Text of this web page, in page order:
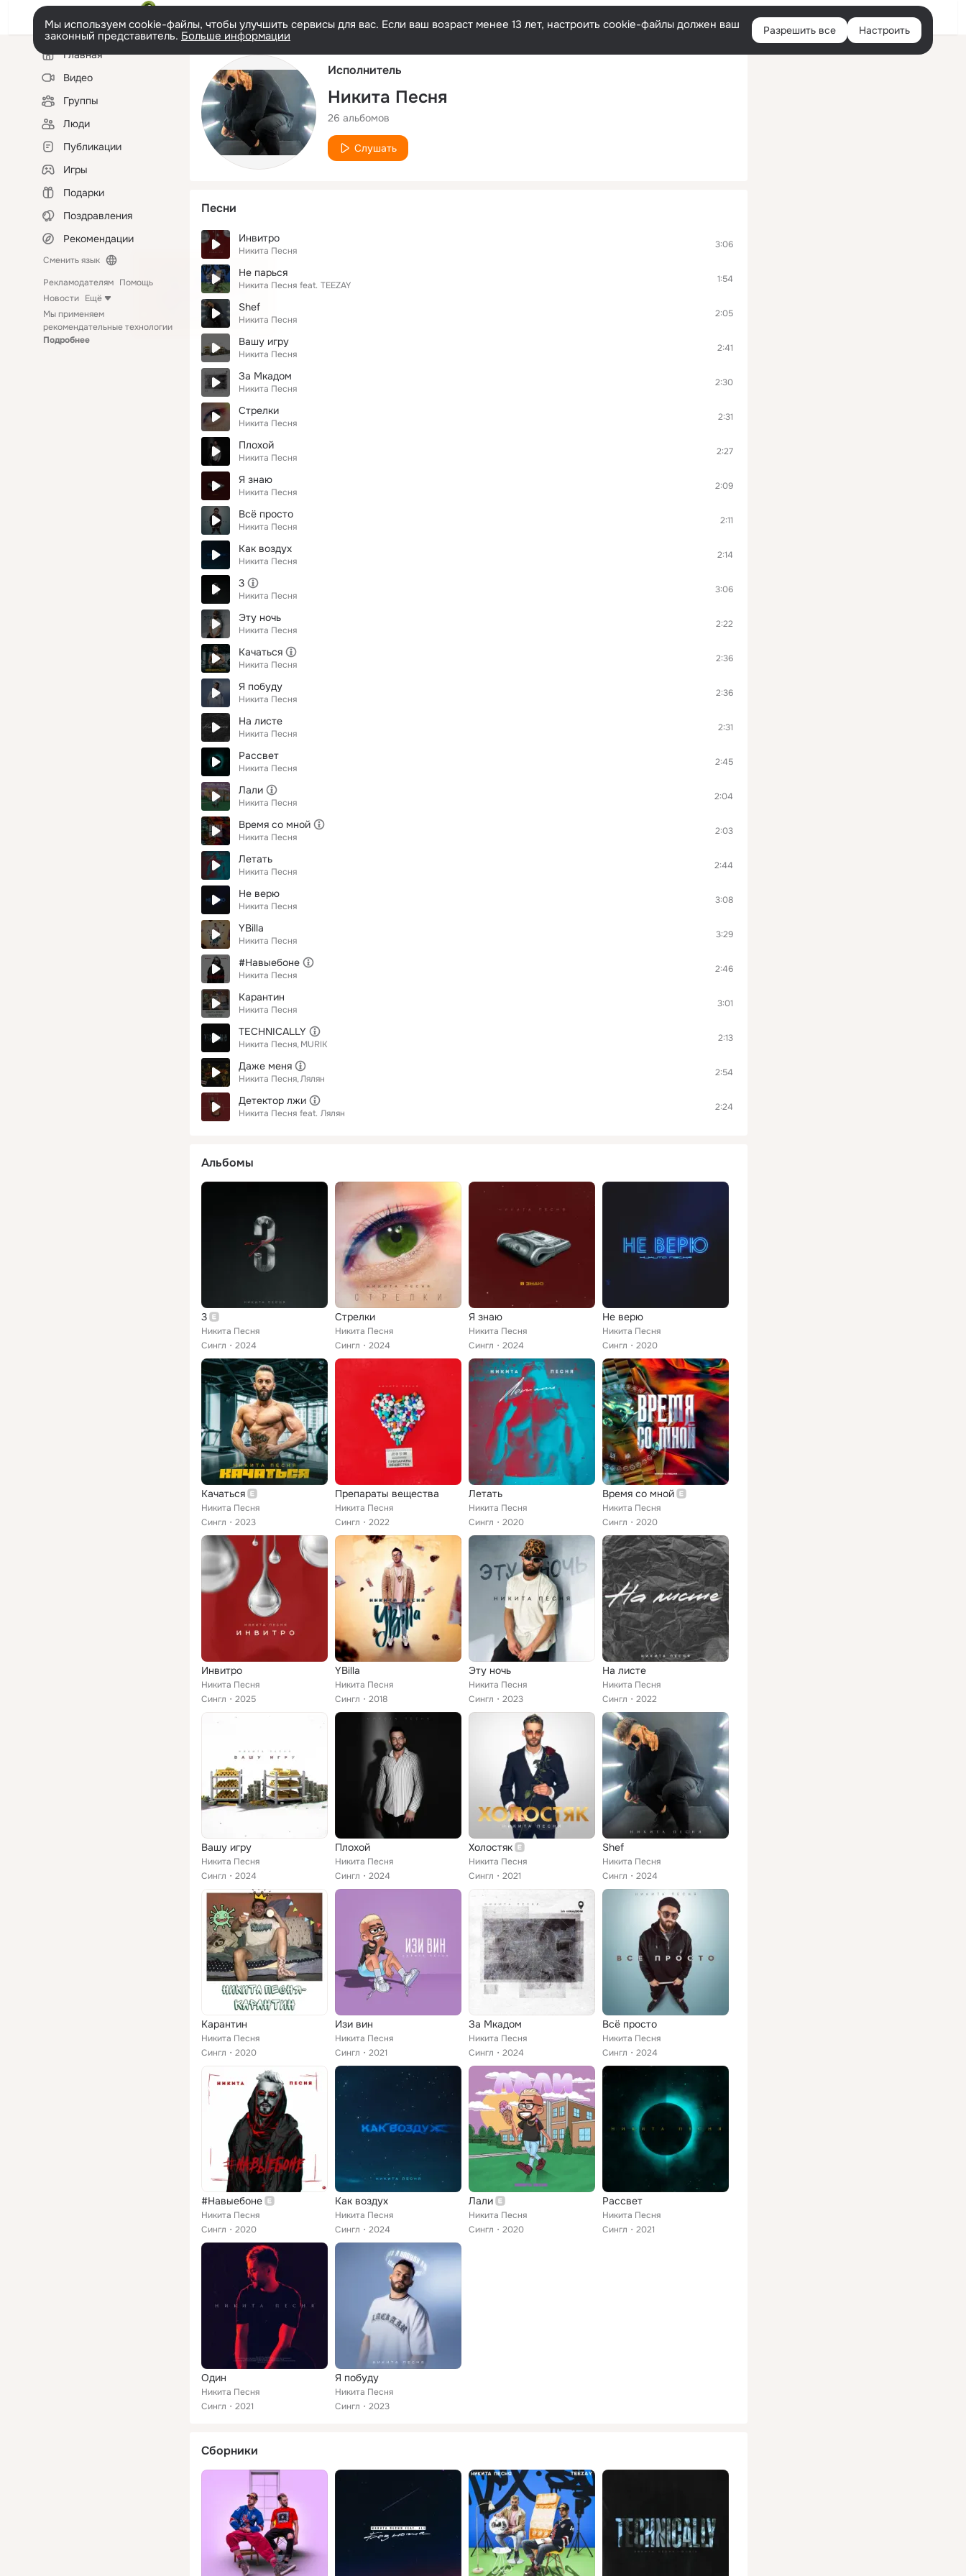
Русский Войти
Мы используем cookie-файлы, чтобы улучшить сервисы для вас. Если ваш возраст менее 13 лет, настроить cookie-файлы должен ваш
законный представитель. Больше информации Разрешить все Настроить
Левая
колонкаГлавная
Видео
Группы
Люди
Публикации
Игры
Подарки
Поздравления
Рекомендации
Сменить язык
Рекламодателям Помощь
Новости Ещё
Мы применяем
рекомендательные технологии
Подробнее
Исполнитель
Никита Песня
26 альбомов
Слушать
Песни
Инвитро
Никита Песня
3:06
Не парься
Никита Песня feat. TEEZAY
1:54
Shef
Никита Песня
2:05
Вашу игру
Никита Песня
2:41
За Мкадом
Никита Песня
2:30
Стрелки
Никита Песня
2:31
Плохой
Никита Песня
2:27
Я знаю
Никита Песня
2:09
Всё просто
Никита Песня
2:11
Как воздух
Никита Песня
2:14
3
Никита Песня
3:06
Эту ночь
Никита Песня
2:22
Качаться
Никита Песня
2:36
Я побуду
Никита Песня
2:36
На листе
Никита Песня
2:31
Рассвет
Никита Песня
2:45
Лали
Никита Песня
2:04
Время со мной
Никита Песня
2:03
Летать
Никита Песня
2:44
Не верю
Никита Песня
3:08
YBilla
Никита Песня
3:29
#Навыебоне
Никита Песня
2:46
Карантин
Никита Песня
3:01
TECHNICALLY
Никита Песня MURIK
2:13
Даже меня
Никита Песня Лялян
2:54
Детектор лжи
Никита Песня feat. Лялян
2:24
Альбомы
3
Никита Песня
Сингл
2024
Стрелки
Никита Песня
Сингл
2024
Я знаю
Никита Песня
Сингл
2024
Не верю
Никита Песня
Сингл
2020
Качаться
Никита Песня
Сингл
2023
Препараты вещества
Никита Песня
Сингл
2022
Летать
Никита Песня
Сингл
2020
Время со мной
Никита Песня
Сингл
2020
Инвитро
Никита Песня
Сингл
2025
YBilla
Никита Песня
Сингл
2018
Эту ночь
Никита Песня
Сингл
2023
На листе
Никита Песня
Сингл
2022
Вашу игру
Никита Песня
Сингл
2024
Плохой
Никита Песня
Сингл
2024
Холостяк
Никита Песня
Сингл
2021
Shef
Никита Песня
Сингл
2024
Карантин
Никита Песня
Сингл
2020
Изи вин
Никита Песня
Сингл
2021
За Мкадом
Никита Песня
Сингл
2024
Всё просто
Никита Песня
Сингл
2024
#Навыебоне
Никита Песня
Сингл
2020
Как воздух
Никита Песня
Сингл
2024
Лали
Никита Песня
Сингл
2020
Рассвет
Никита Песня
Сингл
2021
Один
Никита Песня
Сингл
2021
Я побуду
Никита Песня
Сингл
2023
Сборники